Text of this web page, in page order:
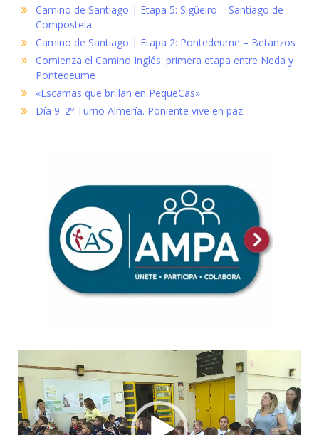
Camino de Santiago | Etapa 5: Sigüeiro – Santiago de
Compostela
Camino de Santiago | Etapa 2: Pontedeume – Betanzos
Comienza el Camino Inglés: primera etapa entre Neda y
Pontedeume
«Escamas que brillan en PequeCas»
Día 9. 2º Turno Almería. Poniente vive en paz.
de
vídeo